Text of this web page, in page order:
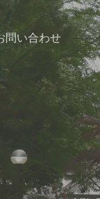
問い合わせ